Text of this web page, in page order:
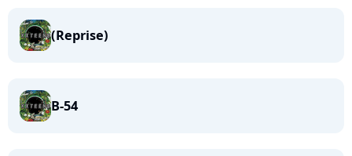
(Reprise)
B-54